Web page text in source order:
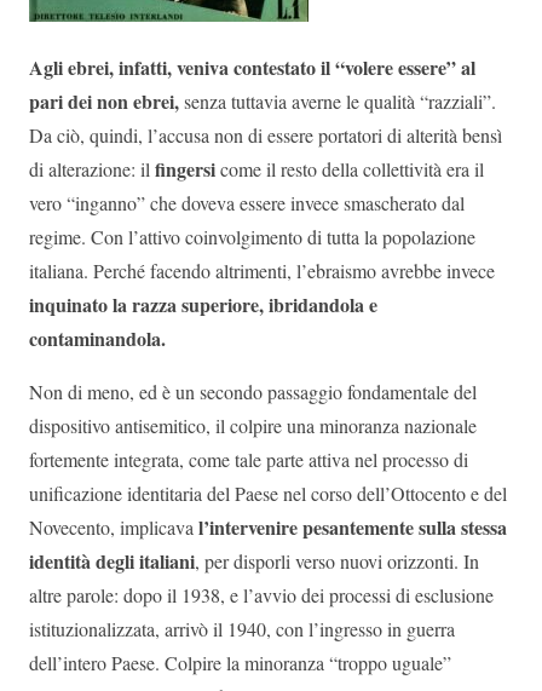
Agli ebrei, infatti, veniva contestato il “volere essere” al
pari dei non ebrei,senza tuttavia averne le qualità “razziali”.
Da ciò, quindi, l’accusa non di essere portatori di alterità bensì
di alterazione: ilfingersicome il resto della collettività era il
vero “inganno” che doveva essere invece smascherato dal
regime. Con l’attivo coinvolgimento di tutta la popolazione
italiana. Perché facendo altrimenti, l’ebraismo avrebbe invece
inquinato la razza superiore, ibridandola e
contaminandola.
Non di meno, ed è un secondo passaggio fondamentale del
dispositivo antisemitico, il colpire una minoranza nazionale
fortemente integrata, come tale parte attiva nel processo di
unificazione identitaria del Paese nel corso dell’Ottocento e del
Novecento, implicaval’intervenire pesantemente sulla stessa
identità degli italiani, per disporli verso nuovi orizzonti. In
altre parole: dopo il 1938, e l’avvio dei processi di esclusione
istituzionalizzata, arrivò il 1940, con l’ingresso in guerra
dell’intero Paese. Colpire la minoranza “troppo uguale”